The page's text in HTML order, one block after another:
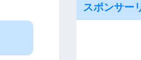
スポンサー